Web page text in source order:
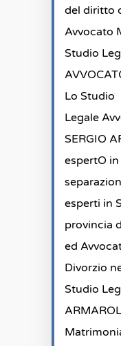
del diritto
Avvocato
Studio
Lo Studio
Legale
SERGIO
espertO
esperti in
provincia
ed
Divorzio
Studio